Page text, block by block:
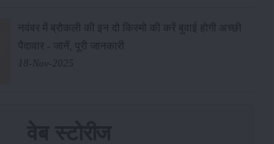
नवंबर में ब्रोकली की इन दो किस्मो की करें बुवाई होगी अच्छी
पैदावार - जानें, पूरी जानकारी
18-Nov-2025